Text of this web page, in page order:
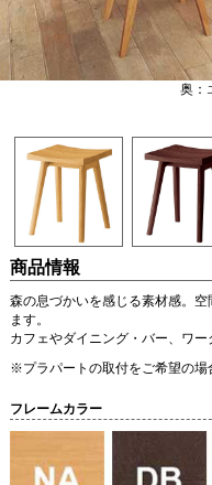
奥：
商品情報
森の息づかいを感じる素材感。
ます。
カフェやダイニング・バー、ワー
※プラパートの取付をご希望の場
フレームカラー